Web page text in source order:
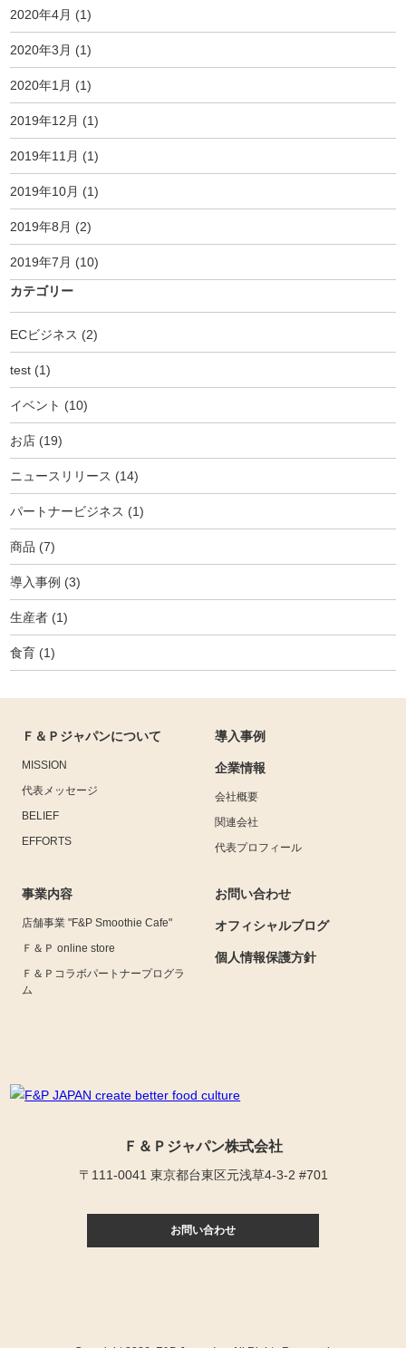
2020年4月 (1)
2020年3月 (1)
2020年1月 (1)
2019年12月 (1)
2019年11月 (1)
2019年10月 (1)
2019年8月 (2)
2019年7月 (10)
カテゴリー
ECビジネス (2)
test (1)
イベント (10)
お店 (19)
ニュースリリース (14)
パートナービジネス (1)
商品 (7)
導入事例 (3)
生産者 (1)
食育 (1)
Ｆ＆Ｐジャパンについて
MISSION
代表メッセージ
BELIEF
EFFORTS
導入事例
企業情報
会社概要
関連会社
代表プロフィール
事業内容
店舗事業 "F&P Smoothie Cafe"
Ｆ＆Ｐ online store
Ｆ＆Ｐコラボパートナープログラ
ム
お問い合わせ
オフィシャルブログ
個人情報保護方針
Ｆ＆Ｐジャパン株式会社
〒111-0041 東京都台東区元浅草4-3-2 #701
お問い合わせ